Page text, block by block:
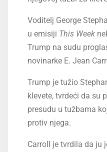
Voditelj George
u emisiji This Week
Trump na sudu
novinarke E. Jean
Trump je tužio
klevete, tvrdeći da su
presudu u tužbama
protiv njega.
Carroll je tvrdila da ju